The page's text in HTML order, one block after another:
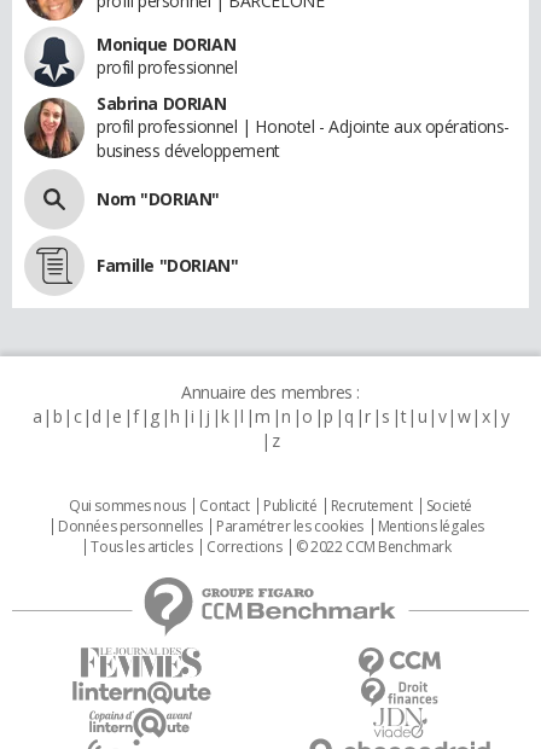
Monique DORIAN
profil professionnel
Sabrina DORIAN
profil professionnel | Honotel - Adjointe aux opérations-
business développement
Nom "DORIAN"
Famille "DORIAN"
Annuaire des membres :
a b c d e f g h i j k l m n o p q r s t u v w x y
z
Qui sommes nous Contact Publicité Recrutement
Societé
Données personnelles
Paramétrer les cookies
Mentions légales
Tous les articles
Corrections © 2022 CCM Benchmark